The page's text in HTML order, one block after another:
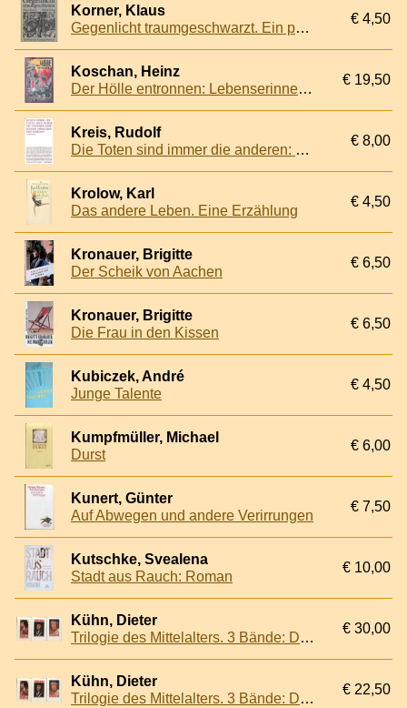
Korner, Klaus
Gegenlicht traumgeschwarzt. Ein poem fur Thomas Muntzer
€ 4,50
Koschan, Heinz
Der Hölle entronnen: Lebenserinnerungen des H.K., Band 2
€ 19,50
Kreis, Rudolf
Die Toten sind immer die anderen: spätes Erinnern an eine Jugend zwischen den Kriegen: Lebenserzählung
€ 8,00
Krolow, Karl
Das andere Leben. Eine Erzählung
€ 4,50
Kronauer, Brigitte
Der Scheik von Aachen
€ 6,50
Kronauer, Brigitte
Die Frau in den Kissen
€ 6,50
Kubiczek, André
Junge Talente
€ 4,50
Kumpfmüller, Michael
Durst
€ 6,00
Kunert, Günter
Auf Abwegen und andere Verirrungen
€ 7,50
Kutschke, Svealena
Stadt aus Rauch: Roman
€ 10,00
Kühn, Dieter
Trilogie des Mittelalters. 3 Bände: Der Parzival des Wolfram von Eschenbach; Neidhart aus dem Reuental; Ich Wolkenstein. Eine Biographie
€ 30,00
Kühn, Dieter
Trilogie des Mittelalters. 3 Bände: Der Parzival des Wolfram von Eschenbach; Neidhart aus dem Reuental; Ich Wolkenstein. Eine Biographie
€ 22,50